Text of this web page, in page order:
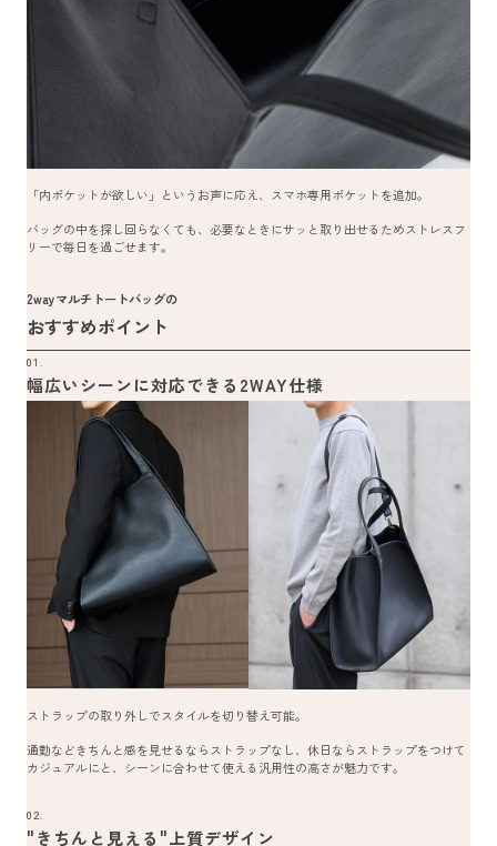
「内ポケットが欲しい」というお声に応え、スマホ専用ポケットを追加。
バッグの中を探し回らなくても、必要なときにサッと取り出せるためストレスフ
リーで毎日を過ごせます。
2wayマルチトートバッグの
おすすめポイント
01.
幅広いシーンに対応できる2WAY仕様
ストラップの取り外しでスタイルを切り替え可能。
通勤などきちんと感を見せるならストラップなし、休日ならストラップをつけて
カジュアルにと、シーンに合わせて使える汎用性の高さが魅力です。
02.
"きちんと見える"上質デザイン